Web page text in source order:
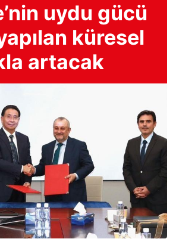
uydu gücü
küresel
artacak